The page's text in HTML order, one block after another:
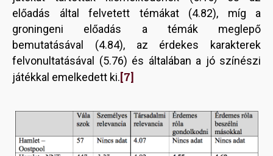
előadás által felvetett témákat (4.82), míg a
groningeni előadás a témák meglepő
bemutatásával (4.84), az érdekes karakterek
felvonultatásával (5.76) és általában a jó színészi
játékkal emelkedett ki.[7]